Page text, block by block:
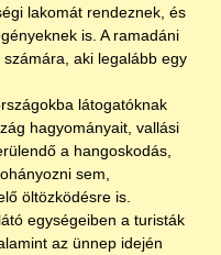
lakomát rendeznek, és
is. A ramadáni
aki legalább egy
látogatóknak
hagyományait, vallási
a hangoskodás,
sem,
öltözködésre is.
egységeiben a turisták
az ünnep idején